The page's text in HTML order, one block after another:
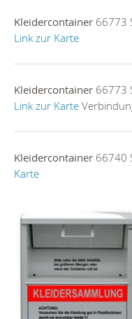
Kleidercontainer 66773
Link zur Karte
Kleidercontainer 66773
Link zur Karte
Kleidercontainer 66740
Karte